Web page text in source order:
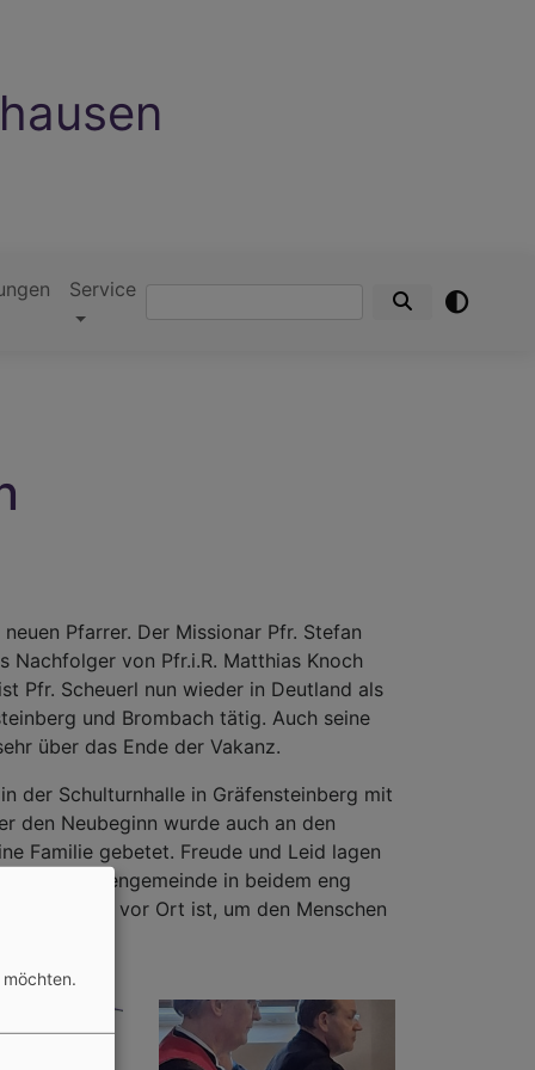
ServiceSuche
Pfarrer. Der Missionar Pfr. Stefan
Nachfolger von Pfr.i.R. Matthias Knoch
Pfr. Scheuerl nun wieder in Deutland als
und Brombach tätig. Auch seine
über das Ende der Vakanz.
der Schulturnhalle in Gräfensteinberg mit
den Neubeginn wurde auch an den
Familie gebetet. Freude und Leid lagen
eine Kirchengemeinde in beidem eng
Seelsorger vor Ort ist, um den Menschen